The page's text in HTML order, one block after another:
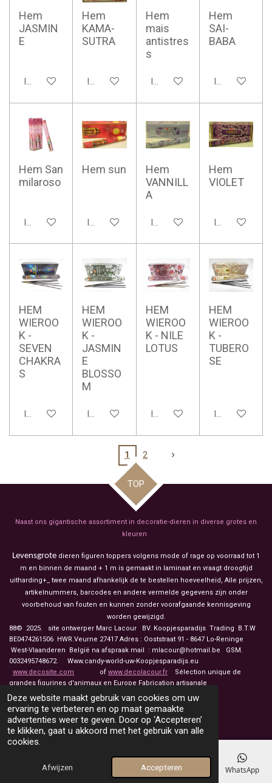
Deze website maakt gebruik van cookies om uw
ervaring te verbeteren en op maat gemaakte
advertenties weer te geven. Door op ‘Accepteren’
te klikken, gaat u akkoord met het gebruik van alle
cookies.
Afwijzen Accepteren
Hem
JASMIN
E
In winkelwagen
Hem
KAMA-
SUTRA
In winkelwagen
Hem
mais
antistres
s
In winkelwagen
Hem
SAI-
BABA
In
Hem San
milaroso
In winkelwagen
Hem sun
In winkelwagen
Hem
VANNILL
A
In winkelwagen
Hem
VIOLET
In
HEM
WIEROO
K -
SEVEN
CHAKRA
S
In winkelwagen
HEM
WIEROO
K -
JASMIN
E
BLOSSO
M
In winkelwagen
HEM
WIEROO
K - NILE
LOTUS
In winkelwagen
HEM
WIEROO
K -
TUBERO
SE
In
1 2
TOP
Naast ons gigantische assortiment in decoratie-dieren in diverse grotes en
kleuren
Levensgrote dieren figuren toppers volgens mode of rage op voorraad tot 1
m en binnen de maand + 1 m is gemaakt in laminaat en vraagt droogtijd
uitharding+_ twee maand afhankelijk de te bestellen hoeveelheid, Alle prijzen,
artikelnummers, barcodes en andere vermelde gegevens zijn onder
voorbehoud van fouten en kunnen zonder voorafgaande kennisgeving
worden gewijzigd.
88© 2025. site ontwerper Marc Lacour BV. Koopjesparadijs Trading B.T.W
BE0474261506 HWR.Veurne 27417 Adres : Ooststraat 91 - 8647 Lo-Reninge
West-Vlaanderen België na afspraak mail : mlacour@hotmail.be GSM.
0032495748672. Www.candy-world-uw-Koopjesparadijs.eu
www.decosite.com of www.decolacour.fr Sélection unique de
grandes figurines d'animaux en Europe Fabrication artisanale
touche drapeau pour á français
E-mailadres Telefoonnummer Kaart Facebook WhatsApp